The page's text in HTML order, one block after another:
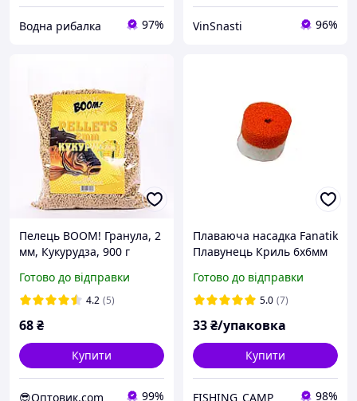
Водна рибалка 97% VinSnasti 96%
Пелець BOOM! Гранула, 2
мм, Кукурудза, 900 г
Готово до відправки
4.2 (5)
68₴
Купити
😎Оптовик.com 99%
Плаваюча насадка Fanatik
Плавунець Криль 6х6мм
Готово до відправки
5.0 (7)
33₴/упаковка
Купити
FISHING_CAMP 98%